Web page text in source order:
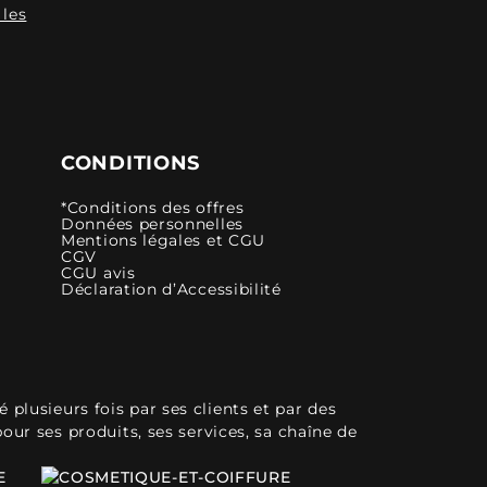
CONDITIONS
*Conditions des offres
Données personnelles
Mentions légales et CGU
CGV
CGU avis
Déclaration d’Accessibilité
plusieurs fois par ses clients et par des
ses produits, ses services, sa chaîne de